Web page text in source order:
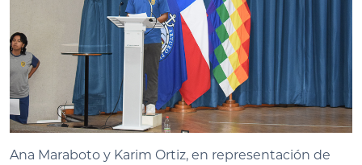
Ana Maraboto y Karim Ortiz, en representación de